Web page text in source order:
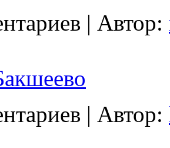
| Автор:
| Автор: